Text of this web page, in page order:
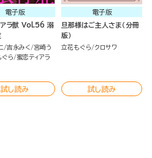
電子版
アラ獣 Vol.56 溺
吉永みく
宮崎う
ぐら
蜜恋ティアラ
試し読み
電子版
旦那様はご主人さま（分冊
版）
立花もぐら クロサワ
試し読み